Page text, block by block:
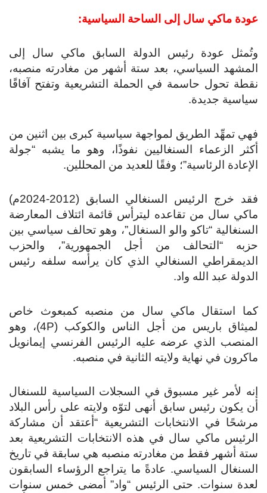
عودة ماكي سال إلى الساحة السياسية:
وتُمثل عودة رئيس الدولة السابق ماكي سال إلى
المشهد السياسي، بعد ستة أشهر من مغادرته منصبه،
نقطة تحول حاسمة في الحملة التشريعية وتفتح آفاقًا
سياسية جديدة.
فهي تمهِّد الطريق لمواجهة سياسية كبرى بين اثنين من
أكثر الزعماء السنغاليين نفوذًا، وهو ما يشبه “جولة
الإعادة الرئاسية”؛ وفقًا للعديد من المحللين.
فقد خرج الرئيس السنغالي السابق (2012-2024م)
ماكي سال من تقاعده ليترأس قائمة ائتلاف المعارضة
السنغالية “تاكو والو السنغال”، وهو تحالف سياسي بين
حزبه “التحالف من أجل الجمهورية”، والحزب
الديمقراطي السنغالي الذي كان يرأسه سلفه رئيس
الدولة عبد الله واد.
كما استقال ماكي سال من منصبه كمبعوث خاص
لميثاق باريس من أجل الناس والكوكب (4P)، وهو
المنصب الذي عرضه عليه الرئيس الفرنسي إيمانويل
ماكرون في نهاية ولايته الثانية في منصبه.
إنه لأمر غير مسبوق في السجلات السياسية للسنغال
أن يكون رئيس سابق أنهى لتوّه ولايته على رأس البلاد
مرشحًا في الانتخابات التشريعية “أعتقد أن مشاركة
الرئيس ماكي سال في هذه الانتخابات التشريعية بعد
ستة أشهر فقط من مغادرته منصبه هي سابقة في تاريخ
السنغال السياسي. عادةً ما يتراجع الرؤساء السابقون
لعدة سنوات. حتى الرئيس “واد” أمضى خمس سنوات